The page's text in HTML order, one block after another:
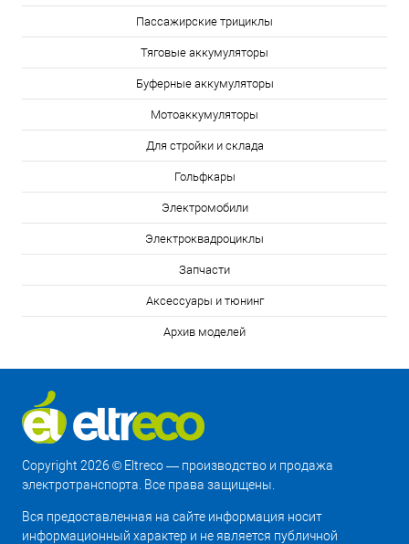
Пассажирские трициклы
Тяговые аккумуляторы
Буферные аккумуляторы
Мотоаккумуляторы
Для стройки и склада
Гольфкары
Электромобили
Электроквадроциклы
Запчасти
Аксессуары и тюнинг
Архив моделей
Copyright 2026 © Eltreco — производство и продажа
электротранспорта. Все права защищены.
Вся предоставленная на сайте информация носит
информационный характер и не является публичной